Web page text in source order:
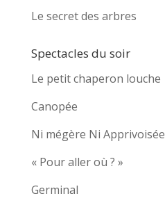
Le secret des arbres
Spectacles du soir
Le petit chaperon louche
Canopée
Ni mégère Ni Apprivoisée
« Pour aller où ? »
Germinal